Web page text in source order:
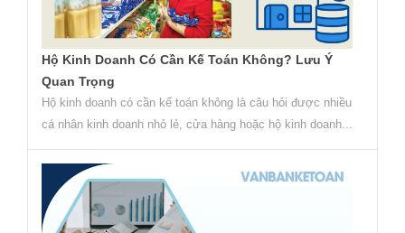
Hộ Kinh Doanh Có Cần Kế Toán Không? Lưu Ý
Quan Trọng
Hộ kinh doanh có cần kế toán không là câu hỏi được nhiều
cá nhân kinh doanh nhỏ lẻ, cửa hàng hoặc hộ kinh doanh...